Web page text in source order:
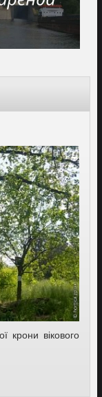
крони вікового